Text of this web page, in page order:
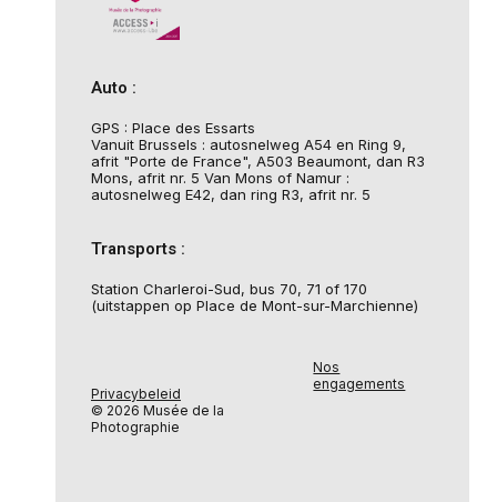
Auto :
GPS : Place des Essarts
Vanuit Brussels : autosnelweg A54 en Ring 9,
afrit "Porte de France", A503 Beaumont, dan R3
Mons, afrit nr. 5 Van Mons of Namur :
autosnelweg E42, dan ring R3, afrit nr. 5
Transports :
Station Charleroi-Sud, bus 70, 71 of 170
(uitstappen op Place de Mont-sur-Marchienne)
Privacybeleid
© 2026 Musée de la
Photographie
Nos
engagements